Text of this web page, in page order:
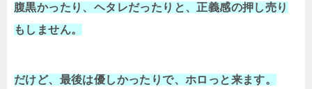
腹黒かったり、ヘタレだったりと、正義感の押し売り
もしません。
だけど、最後は優しかったりで、ホロっと来ます。